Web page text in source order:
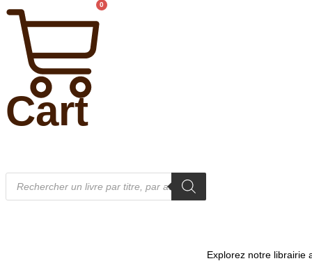
0
Cart
Recherche
Explorez notre librairie